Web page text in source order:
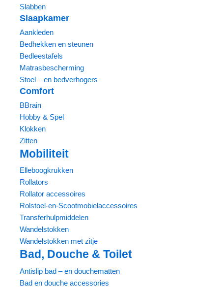
Slabben
Slaapkamer
Aankleden
Bedhekken en steunen
Bedleestafels
Matrasbescherming
Stoel – en bedverhogers
Comfort
BBrain
Hobby & Spel
Klokken
Zitten
Mobiliteit
Elleboogkrukken
Rollators
Rollator accessoires
Rolstoel-en-Scootmobielaccessoires
Transferhulpmiddelen
Wandelstokken
Wandelstokken met zitje
Bad, Douche & Toilet
Antislip bad – en douchematten
Bad en douche accessories